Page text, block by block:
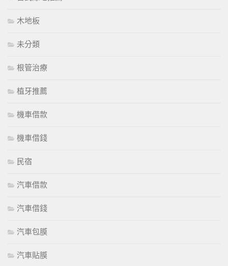
木地板
未分類
根管治療
植牙推薦
機車借款
機車借錢
民宿
汽車借款
汽車借錢
汽車包膜
汽車貼膜